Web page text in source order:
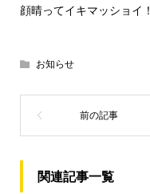
顔晴ってイキマッショイ！
お知らせ
関連記事一覧